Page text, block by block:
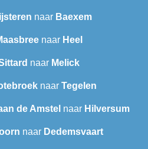
naar Baexem
naar Heel
naar Melick
naar Tegelen
de Amstel naar Hilversum
naar Dedemsvaart